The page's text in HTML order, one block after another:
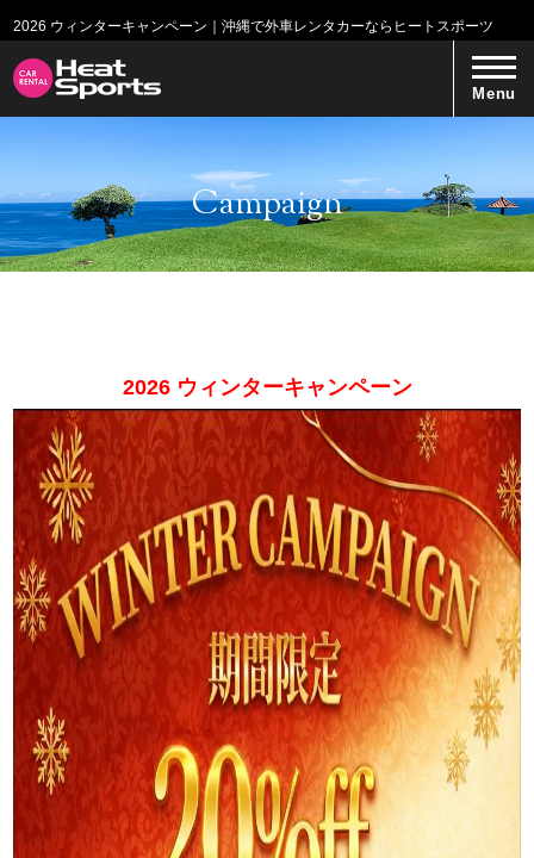
2026 ウィンターキャンペーン｜沖縄で外車レンタカーならヒートスポーツ
Menu
Campaign
2026 ウィンターキャンペーン